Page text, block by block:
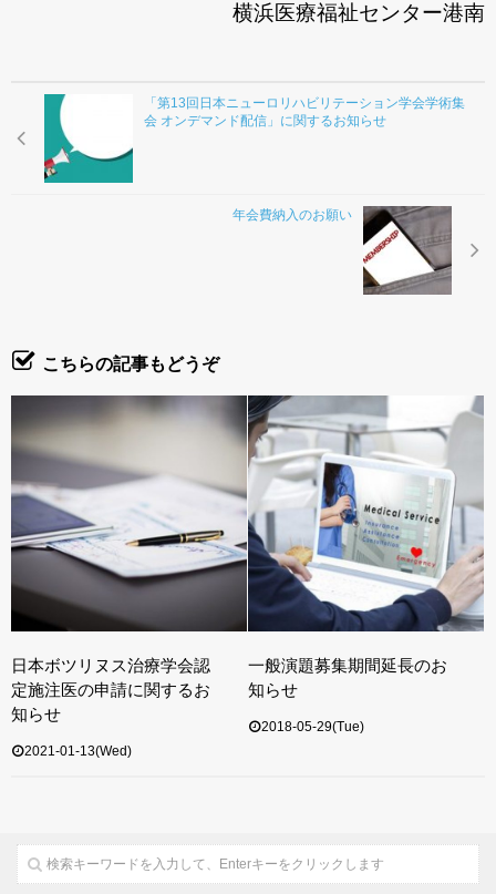
横浜医療福祉センター港南
「第13回日本ニューロリハビリテーション学会学術集
会 オンデマンド配信」に関するお知らせ
年会費納入のお願い
こちらの記事もどうぞ
日本ボツリヌス治療学会認
定施注医の申請に関するお
知らせ
2021-01-13(Wed)
一般演題募集期間延長のお
知らせ
2018-05-29(Tue)